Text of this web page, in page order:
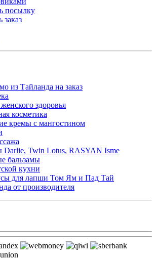
посылку
из Тайланда на заказ
здоровья
косметика
кремы с мангостином
Darlie, Twin Lotus, RASYAN Isme
бальзамы
кухни
для лапши Том Ям и Пад Тай
от производителя